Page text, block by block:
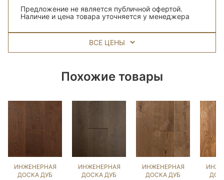
Предложение не является публичной офертой.
Наличие и цена товара уточняется у менеджера
ВСЕ ЦЕНЫ
Похожие товары
ИНЖЕНЕРНАЯ
ДОСКА ДУБ
ИНЖЕНЕРНАЯ
ДОСКА ДУБ
ИНЖЕНЕРНАЯ
ДОСКА ДУБ